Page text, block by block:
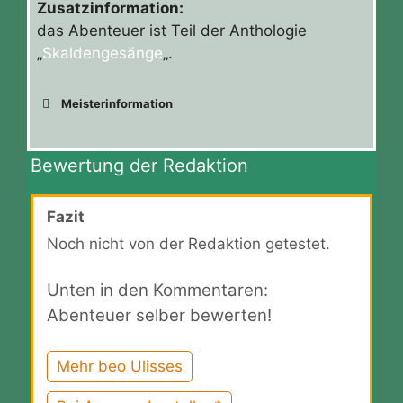
Zusatzinformation:
das Abenteuer ist Teil der Anthologie
„Skaldengesänge„.
Meisterinformation
Bewertung der Redaktion
Fazit
Noch nicht von der Redaktion getestet.
Unten in den Kommentaren:
Abenteuer selber bewerten!
Mehr beo Ulisses